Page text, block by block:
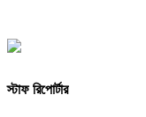
স্টাফ রিপোর্টার